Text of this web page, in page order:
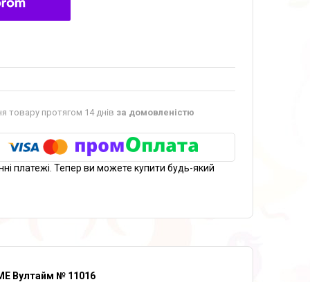
товару протягом 14 днів за домовленістю
платежі. Тепер ви можете купити будь-який
Вултайм № 11016